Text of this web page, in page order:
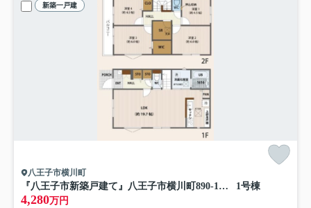
新築一戸建
八王子市横川町
『八王子市新築戸建て』八王子市横川町890-1【仲介手数料無料】 1号棟
4,280万円